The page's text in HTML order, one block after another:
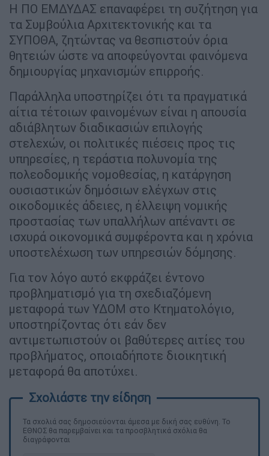
Η ΠΟ ΕΜΔΥΔΑΣ επαναφέρει τη συζήτηση για
τα Συμβούλια Αρχιτεκτονικής και τα
ΣΥΠΟΘΑ, ζητώντας να θεσπιστούν όρια
θητειών ώστε να αποφεύγονται φαινόμενα
δημιουργίας μηχανισμών επιρροής.
Παράλληλα υποστηρίζει ότι τα πραγματικά
αίτια τέτοιων φαινομένων είναι η απουσία
αδιάβλητων διαδικασιών επιλογής
στελεχών, οι πολιτικές πιέσεις προς τις
υπηρεσίες, η τεράστια πολυνομία της
πολεοδομικής νομοθεσίας, η κατάργηση
ουσιαστικών δημόσιων ελέγχων στις
οικοδομικές άδειες, η έλλειψη νομικής
προστασίας των υπαλλήλων απέναντι σε
ισχυρά οικονομικά συμφέροντα και η χρόνια
υποστελέχωση των υπηρεσιών δόμησης.
Για τον λόγο αυτό εκφράζει έντονο
προβληματισμό για τη σχεδιαζόμενη
μεταφορά των ΥΔΟΜ στο Κτηματολόγιο,
υποστηρίζοντας ότι εάν δεν
αντιμετωπιστούν οι βαθύτερες αιτίες του
προβλήματος, οποιαδήποτε διοικητική
μεταφορά θα αποτύχει.
Τα σχολιά σας δημοσιεύονται άμεσα με δική σας ευθύνη. Το
ΕΘΝΟΣ θα παρεμβαίνει και τα προσβλητικά σχόλια θα
διαγράφονται